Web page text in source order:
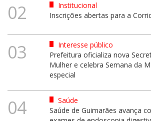
02
Institucional
Inscrições abertas para a
03
Interesse público
Prefeitura oficializa nova
Mulher e celebra Semana da
especial
04
Saúde
Saúde de Guimarães avança